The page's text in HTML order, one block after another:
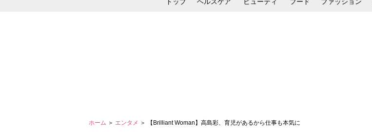
ホーム ＞ エンタメ ＞ 【Brilliant Woman】高島彩、育児があるから仕事も本気に